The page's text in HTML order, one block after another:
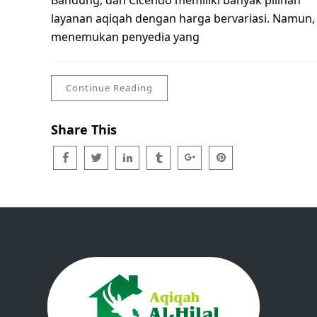
layanan aqiqah dengan harga bervariasi. Namun,
menemukan penyedia yang
Continue Reading
Share This